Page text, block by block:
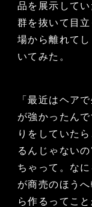
品を展示して
群を抜いて目
場から離れて
いてみた。
「最近はヘア
が強かったん
りをしていた
るんじゃない
ちゃって。な
が商売のほう
ら作るってこ